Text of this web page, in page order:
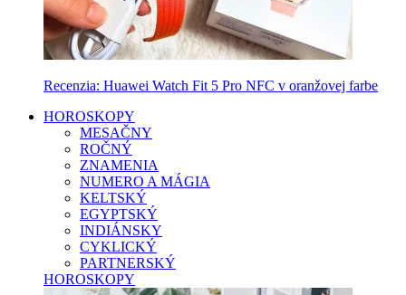
Recenzia: Huawei Watch Fit 5 Pro NFC v oranžovej farbe
HOROSKOPY
MESAČNY
ROČNÝ
ZNAMENIA
NUMERO A MÁGIA
KELTSKÝ
EGYPTSKÝ
INDIÁNSKY
CYKLICKÝ
PARTNERSKÝ
HOROSKOPY